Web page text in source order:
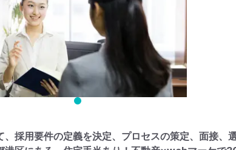
、採用要件の定義を決定、プロセスの策定、面接、